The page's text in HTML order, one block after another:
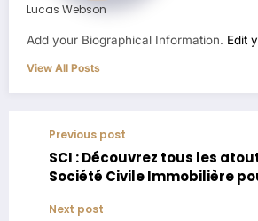
Lucas Webson
Add your Biographical Information. Edit
View All Posts
Previous post
SCI : Découvrez tous les
Société Civile Immobilière
Next post